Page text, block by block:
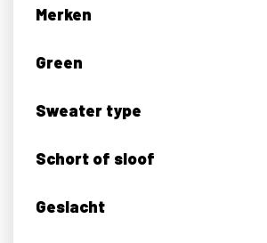
Merken
Green
Sweater type
Schort of sloof
Geslacht